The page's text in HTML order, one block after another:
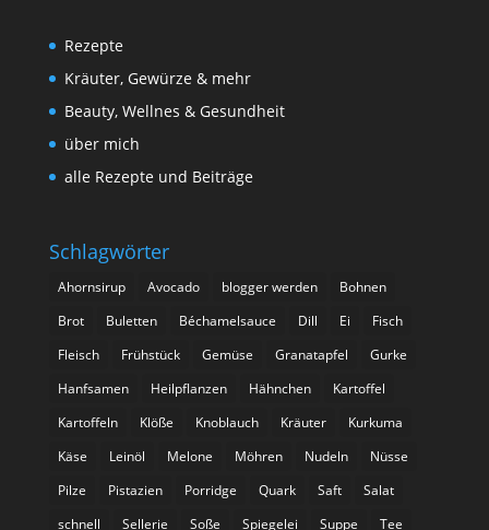
Rezepte
Kräuter, Gewürze & mehr
Beauty, Wellnes & Gesundheit
über mich
alle Rezepte und Beiträge
Schlagwörter
Ahornsirup Avocado blogger werden
Bohnen
Brot
Buletten Béchamelsauce Dill Ei
Fisch
Fleisch
Frühstück Gemüse Granatapfel
Gurke
Hanfsamen
Heilpflanzen Hähnchen
Kartoffel
Kartoffeln
Klöße Knoblauch Kräuter
Kurkuma
Käse
Leinöl Melone Möhren Nudeln
Nüsse
Pilze
Pistazien Porridge Quark Saft
Salat
schnell
Sellerie Soße Spiegelei Suppe Tee